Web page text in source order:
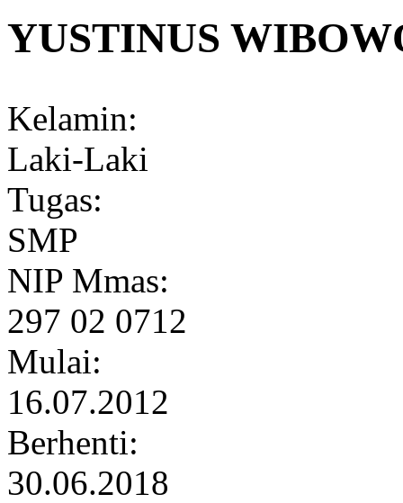
YUSTINUS
Kelamin:
Laki-Laki
Tugas:
SMP
NIP Mmas:
297 02 0712
Mulai:
16.07.2012
Berhenti:
30.06.2018